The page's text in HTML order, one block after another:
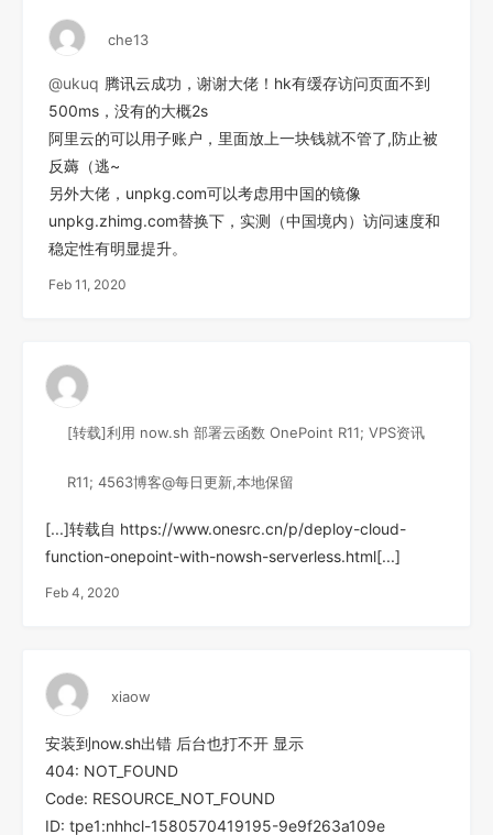
che13
@ukuq 腾讯云成功，谢谢大佬！hk有缓存访问页面不到
500ms，没有的大概2s
阿里云的可以用子账户，里面放上一块钱就不管了,防止被
反薅（逃~
另外大佬，unpkg.com可以考虑用中国的镜像
unpkg.zhimg.com替换下，实测（中国境内）访问速度和
稳定性有明显提升。
Feb 11, 2020
[转载]利用 now.sh 部署云函数 OnePoint R11; VPS资讯
R11; 4563博客@每日更新,本地保留
[...]转载自 https://www.onesrc.cn/p/deploy-cloud-
function-onepoint-with-nowsh-serverless.html[...]
Feb 4, 2020
xiaow
安装到now.sh出错 后台也打不开 显示
404: NOT_FOUND
Code: RESOURCE_NOT_FOUND
ID: tpe1:nhhcl-1580570419195-9e9f263a109e